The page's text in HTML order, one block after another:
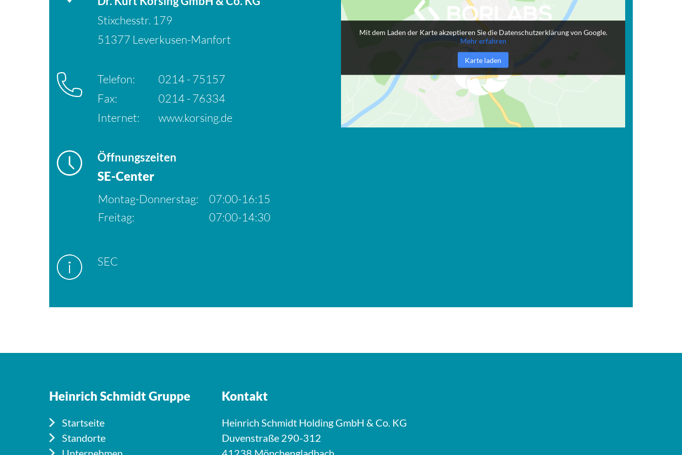
Stixchesstr. 179
51377 Leverkusen-Manfort
Telefon:
0214 - 75157
Fax:
0214 - 76334
Internet:
www.korsing.de
Öffnungszeiten
SE-Center
Montag-Donnerstag:
07:00-16:15
Freitag:
07:00-14:30
SEC
Mit dem Laden der Karte akzeptieren Sie die Datenschutzerklärung von Google.
Mehr erfahren
Karte laden
Heinrich Schmidt Gruppe
Startseite
Standorte
Kontakt
Heinrich Schmidt Holding GmbH & Co. KG
Duvenstraße 290-312